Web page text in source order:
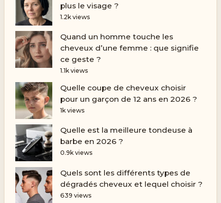
plus le visage ?
1.2k views
Quand un homme touche les
cheveux d’une femme : que signifie
ce geste ?
1.1k views
Quelle coupe de cheveux choisir
pour un garçon de 12 ans en 2026 ?
1k views
Quelle est la meilleure tondeuse à
barbe en 2026 ?
0.9k views
Quels sont les différents types de
dégradés cheveux et lequel choisir ?
639 views